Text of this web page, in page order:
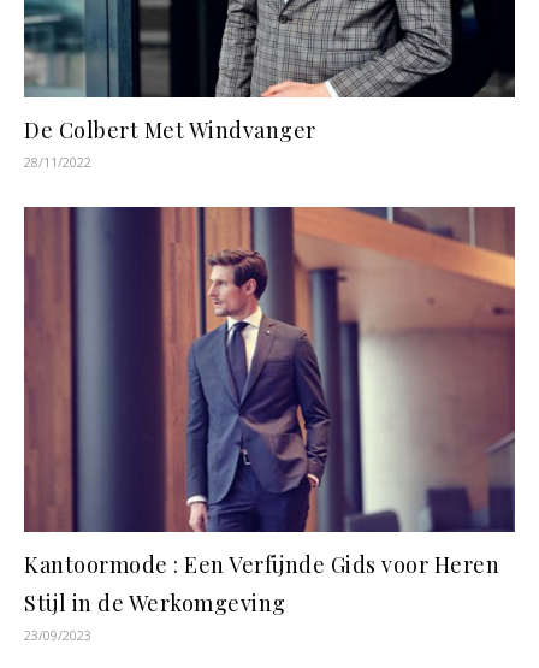
De Colbert Met Windvanger
28/11/2022
Kantoormode : Een Verfijnde Gids voor Heren
Stijl in de Werkomgeving
23/09/2023